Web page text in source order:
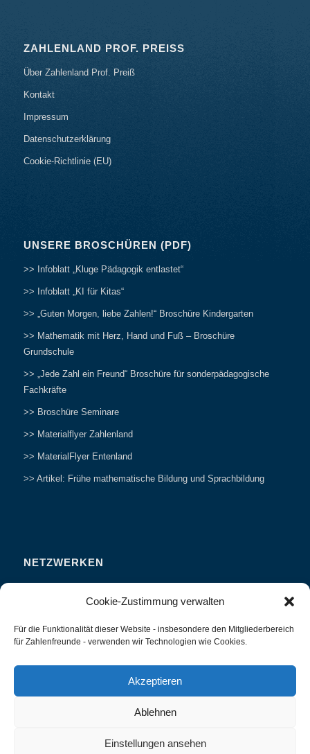
Cookie-Zustimmung verwalten
Für die Funktionalität dieser Website - insbesondere den Mitgliederbereich
für Zahlenfreunde - verwenden wir Technologien wie Cookies.
Akzeptieren
Ablehnen
Einstellungen ansehen
ZAHLENLAND PROF. PREISS
Über Zahlenland Prof. Preiß
Kontakt
Impressum
Datenschutzerklärung
Cookie-Richtlinie (EU)
UNSERE BROSCHÜREN (PDF)
>> Infoblatt „Kluge Pädagogik entlastet“
>> Infoblatt „KI für Kitas“
>> „Guten Morgen, liebe Zahlen!“ Broschüre Kindergarten
>> Mathematik mit Herz, Hand und Fuß – Broschüre
Grundschule
>> „Jede Zahl ein Freund“ Broschüre für sonderpädagogische
Fachkräfte
>> Broschüre Seminare
>> Materialflyer Zahlenland
>> MaterialFlyer Entenland
>> Artikel: Frühe mathematische Bildung und Sprachbildung
NETZWERKEN
Studieren
Interviews und Erfahrungsberichte